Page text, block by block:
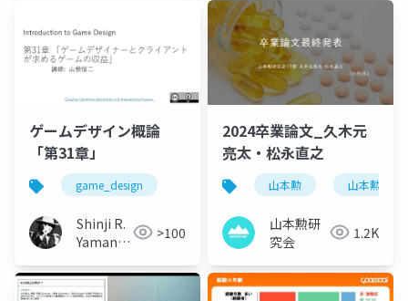
ゲームデザイン概論
「第31章」
game_design
Shinji R.
Yamane
二)
>100
2024卒業論文_久木元
亮太・松永直之
山本勲 山本勲研究
山本勲研
究会
1.2K